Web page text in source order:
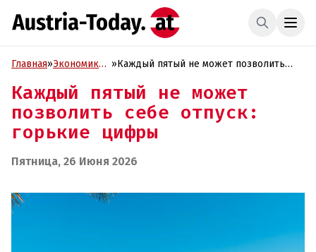
Главная»Экономика
»Каждый пятый не может позволить
Каждый пятый не может
позволить себе отпуск:
горькие цифры
Пятница, 26 Июня 2026